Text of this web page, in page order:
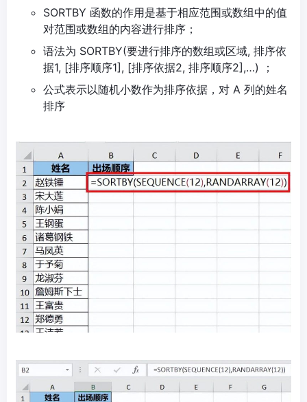
SORTBY 函数的作用是基于相应范围或数组中的值
对范围或数组的内容进行排序；
语法为 SORTBY(要进行排序的数组或区域, 排序依
据1, [排序顺序1], [排序依据2, 排序顺序2],…) ；
公式表示以随机小数作为排序依据，对 A 列的姓名
排序